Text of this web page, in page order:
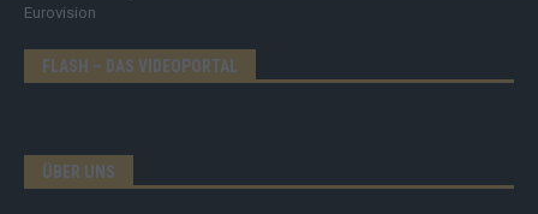
Eurovision
FLASH – DAS VIDEOPORTAL
ÜBER UNS